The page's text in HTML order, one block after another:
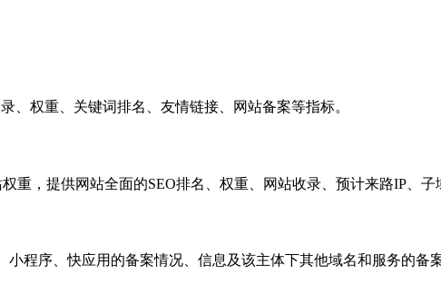
、权重、关键词排名、友情链接、网站备案等指标。
重，提供网站全面的SEO排名、权重、网站收录、预计来路IP、子
程序、快应用的备案情况、信息及该主体下其他域名和服务的备案